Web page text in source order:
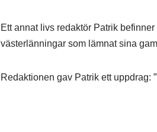
Ett annat livs redaktör Patrik
västerlänningar som lämnat sina
Redaktionen gav Patrik ett uppdrag: